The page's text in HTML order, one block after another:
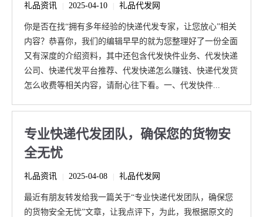
礼品资讯 2025-04-10 礼品代发网
你是否在找“拥有多年经验的快递代发专家，让您放心”相关
内容？恭喜你，我们的编辑早早的就为您整理好了一份全面
又有深度的介绍资料，其中还包含代发快件业务、代发快递
公司、快递代发平台推荐、代发快递怎么赚钱、快递代发货
怎么收费等相关内容，请耐心往下看。一、代发快件...
专业快递代发团队，确保您的货物安
全无忧
礼品资讯 2025-04-08 礼品代发网
最近有朋友转发给我一篇关于“专业快递代发团队，确保您
的货物安全无忧”文章，让我点评下，为此，我根据原文的